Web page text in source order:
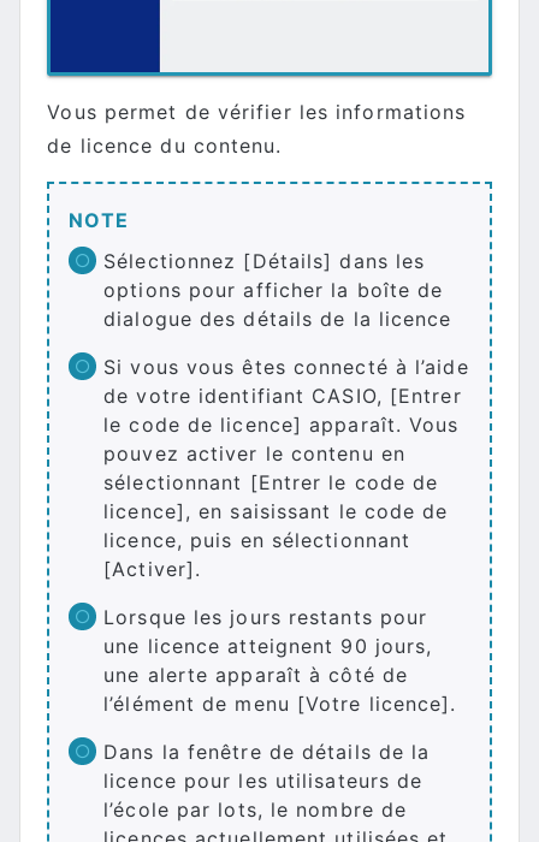
Vous permet de vérifier les informations
de licence du contenu.
NOTE
Sélectionnez [Détails] dans les
options pour afficher la boîte de
dialogue des détails de la licence
Si vous vous êtes connecté à l’aide
de votre identifiant CASIO, [Entrer
le code de licence] apparaît. Vous
pouvez activer le contenu en
sélectionnant [Entrer le code de
licence], en saisissant le code de
licence, puis en sélectionnant
[Activer].
Lorsque les jours restants pour
une licence atteignent 90 jours,
une alerte apparaît à côté de
l’élément de menu [Votre licence].
Dans la fenêtre de détails de la
licence pour les utilisateurs de
l’école par lots, le nombre de